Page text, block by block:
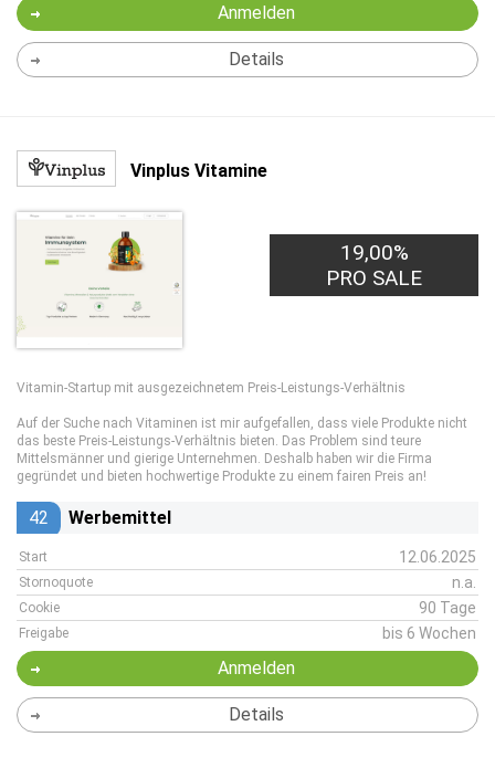
Anmelden
Details
Vinplus Vitamine
19,00%
PRO SALE
Vitamin-Startup mit ausgezeichnetem Preis-Leistungs-Verhältnis
Auf der Suche nach Vitaminen ist mir aufgefallen, dass viele Produkte nicht
das beste Preis-Leistungs-Verhältnis bieten. Das Problem sind teure
Mittelsmänner und gierige Unternehmen. Deshalb haben wir die Firma
gegründet und bieten hochwertige Produkte zu einem fairen Preis an!
42 Werbemittel
Start 12.06.2025
Stornoquote n.a.
Cookie 90 Tage
Freigabe bis 6 Wochen
Anmelden
Details